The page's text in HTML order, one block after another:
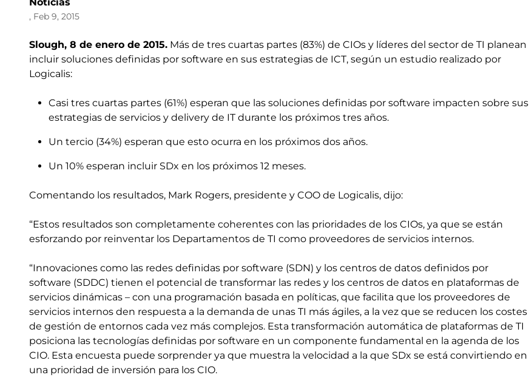
, Feb 9, 2015
Slough, 8 de enero de 2015. Más de tres cuartas partes (83%) de CIOs y líderes del sector de TI planean
incluir soluciones definidas por software en sus estrategias de ICT, según un estudio realizado por
Logicalis:
Casi tres cuartas partes (61%) esperan que las soluciones definidas por software impacten sobre sus
estrategias de servicios y delivery de IT durante los próximos tres años.
Un tercio (34%) esperan que esto ocurra en los próximos dos años.
Un 10% esperan incluir SDx en los próximos 12 meses.
Comentando los resultados, Mark Rogers, presidente y COO de Logicalis, dijo:
“Estos resultados son completamente coherentes con las prioridades de los CIOs, ya que se están
esforzando por reinventar los Departamentos de TI como proveedores de servicios internos.
“Innovaciones como las redes definidas por software (SDN) y los centros de datos definidos por
software (SDDC) tienen el potencial de transformar las redes y los centros de datos en plataformas de
servicios dinámicas – con una programación basada en políticas, que facilita que los proveedores de
servicios internos den respuesta a la demanda de unas TI más ágiles, a la vez que se reducen los costes
de gestión de entornos cada vez más complejos. Esta transformación automática de plataformas de TI
posiciona las tecnologías definidas por software en un componente fundamental en la agenda de los
CIO. Esta encuesta puede sorprender ya que muestra la velocidad a la que SDx se está convirtiendo en
una prioridad de inversión para los CIO.